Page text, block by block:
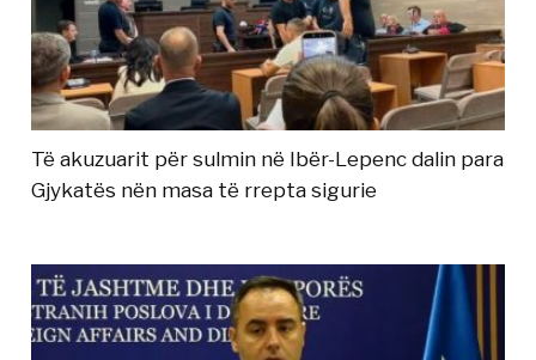
Të akuzuarit për sulmin në Ibër-Lepenc dalin para
Gjykatës nën masa të rrepta sigurie